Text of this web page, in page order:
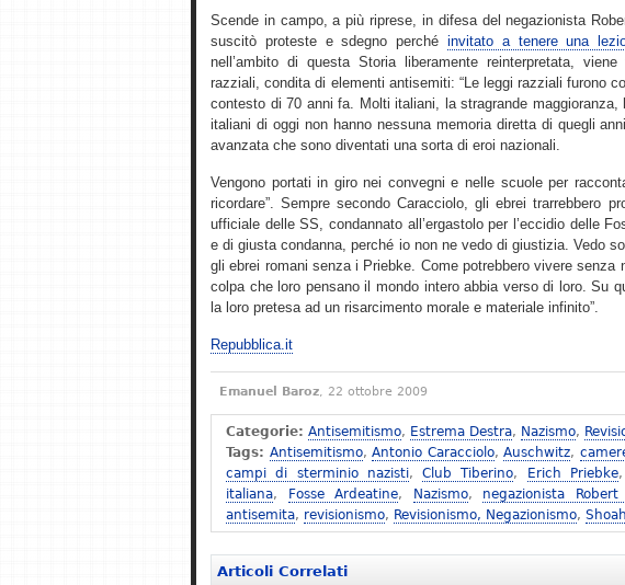
Scende in campo, a più riprese, in difesa del negazionista
suscitò proteste e sdegno perché invitato a tenere una
nell’ambito di questa Storia liberamente reinterpretata,
razziali, condita di elementi antisemiti: “Le leggi razziali furono
contesto di 70 anni fa. Molti italiani, la stragrande
italiani di oggi non hanno nessuna memoria diretta di quegli
avanzata che sono diventati una sorta di eroi nazionali.
Vengono portati in giro nei convegni e nelle scuole per
ricordare”. Sempre secondo Caracciolo, gli ebrei trarrebbero
ufficiale delle SS, condannato all’ergastolo per l’eccidio delle
e di giusta condanna, perché io non ne vedo di giustizia. Vedo
gli ebrei romani senza i Priebke. Come potrebbero vivere senza
colpa che loro pensano il mondo intero abbia verso di loro. Su
la loro pretesa ad un risarcimento morale e materiale infinito”.
Repubblica.it
Emanuel Baroz, 22 ottobre 2009
Categorie: Antisemitismo, Estrema Destra, Nazismo,
Tags: Antisemitismo,Antonio Caracciolo,Auschwitz,
campi di sterminio nazisti,Club Tiberino, Erich Priebke,
italiana, Fosse Ardeatine, Nazismo, negazionista Robert
antisemita, revisionismo, Revisionismo, Negazionismo, Shoah
Articoli Correlati